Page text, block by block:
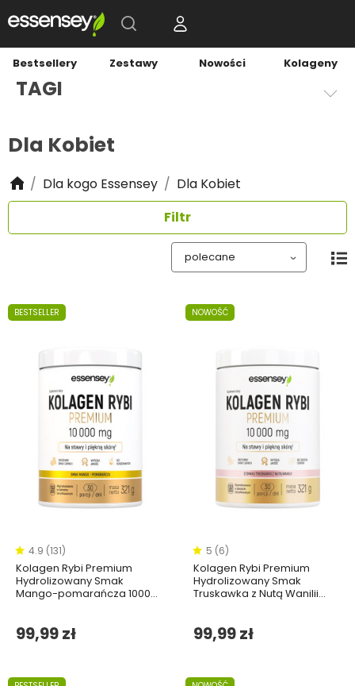
Bestsellery Zestawy Nowości Kolageny
TAGI
Dla Kobiet
Dla kogo Essensey
Dla Kobiet
Filtr
BESTSELLER
4.9 (131)
Kolagen Rybi Premium
Hydrolizowany Smak
Mango-pomarańcza 10000
99,99 zł
NOWOŚĆ
5 (6)
Kolagen Rybi Premium
Hydrolizowany Smak
Truskawka z Nutą Wanilii
99,99 zł